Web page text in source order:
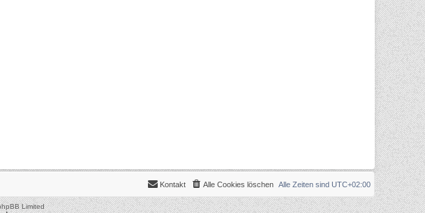
Alle Zeiten sind UTC+02:00
Alle Cookies löschen
Kontakt
Limited